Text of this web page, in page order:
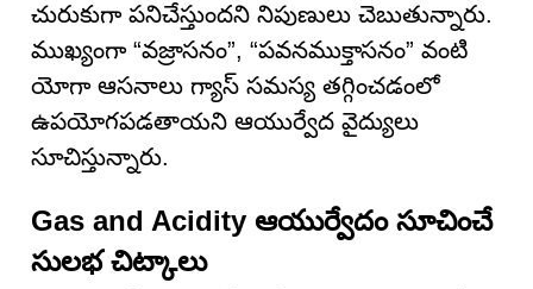
చురుకుగా పనిచేస్తుందని నిపుణులు చెబుతున్నారు.
ముఖ్యంగా “వజ్రాసనం”, “పవనముక్తాసనం” వంటి
యోగా ఆసనాలు గ్యాస్ సమస్య తగ్గించడంలో
ఉపయోగపడతాయని ఆయుర్వేద వైద్యులు
సూచిస్తున్నారు.
Gas and Acidity ఆయుర్వేదం సూచించే
సులభ చిట్కాలు